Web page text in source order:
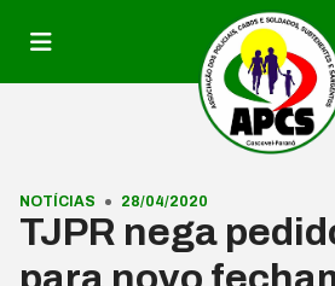
NOTÍCIAS 28/04/2020
TJPR nega